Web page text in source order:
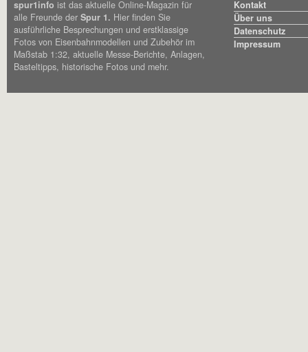
spur1info ist das aktuelle Online-Magazin für
alle Freunde der Spur 1. Hier finden Sie
ausführliche Besprechungen und erstklassige
Fotos von Eisenbahnmodellen und Zubehör im
Maßstab 1:32, aktuelle Messe-Berichte, Anlagen,
Basteltipps, historische Fotos und mehr.
Kontakt
Über uns
Datenschutz
Impressum